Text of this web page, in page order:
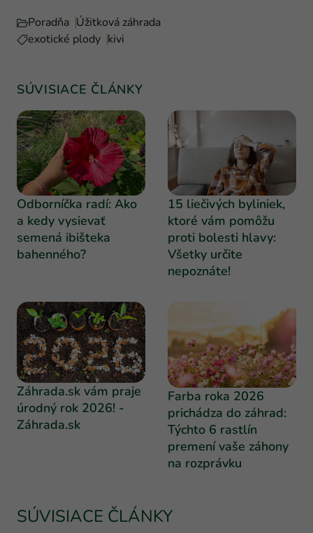
Poradňa Úžitková záhrada
exotické plody kivi
SÚVISIACE ČLÁNKY
Odborníčka radí: Ako
a kedy vysievať
semená ibišteka
bahenného?
15 liečivých byliniek,
ktoré vám pomôžu
proti bolesti hlavy:
Všetky určite
nepoznáte!
Záhrada.sk vám praje
úrodný rok 2026! -
Záhrada.sk
Farba roka 2026
prichádza do záhrad:
Týchto 6 rastlín
premení vaše záhony
na rozprávku
SÚVISIACE ČLÁNKY